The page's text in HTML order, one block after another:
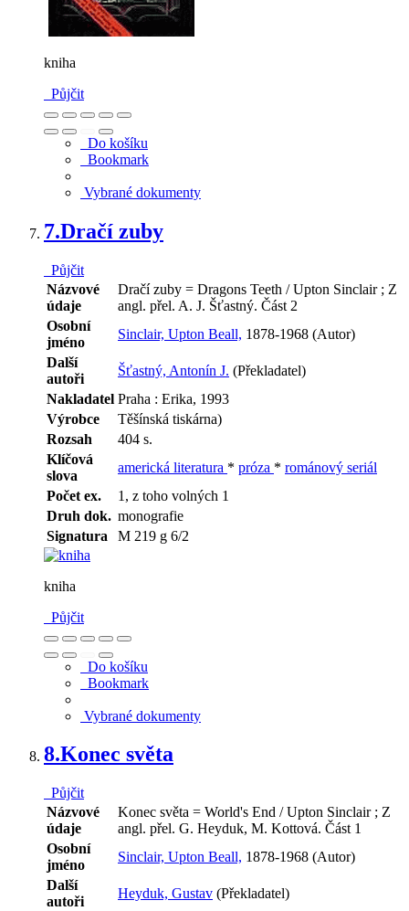
kniha
Půjčit
Do košíku
Bookmark
Vybrané dokumenty
7.Dračí zuby
Půjčit
Názvové
údaje
Dračí zuby = Dragons Teeth / Upton Sinclair ; Z
angl. přel. A. J. Šťastný. Část 2
Osobní
jméno
Sinclair, Upton Beall, 1878-1968 (Autor)
Další
autoři
Šťastný, Antonín J. (Překladatel)
Nakladatel Praha : Erika, 1993
Výrobce
Těšínská tiskárna)
Rozsah
404 s.
Klíčová
slova
americká literatura * próza * románový seriál
Počet ex.
1, z toho volných 1
Druh dok. monografie
Signatura
M 219 g 6/2
kniha
Půjčit
Do košíku
Bookmark
Vybrané dokumenty
8.Konec světa
Půjčit
Názvové
údaje
Konec světa = World's End / Upton Sinclair ; Z
angl. přel. G. Heyduk, M. Kottová. Část 1
Osobní
jméno
Sinclair, Upton Beall, 1878-1968 (Autor)
Další
autoři
Heyduk, Gustav (Překladatel)